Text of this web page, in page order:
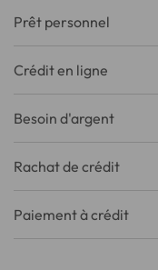
Prêt personnel
Crédit en ligne
Besoin d'argent
Rachat de crédit
Paiement à crédit